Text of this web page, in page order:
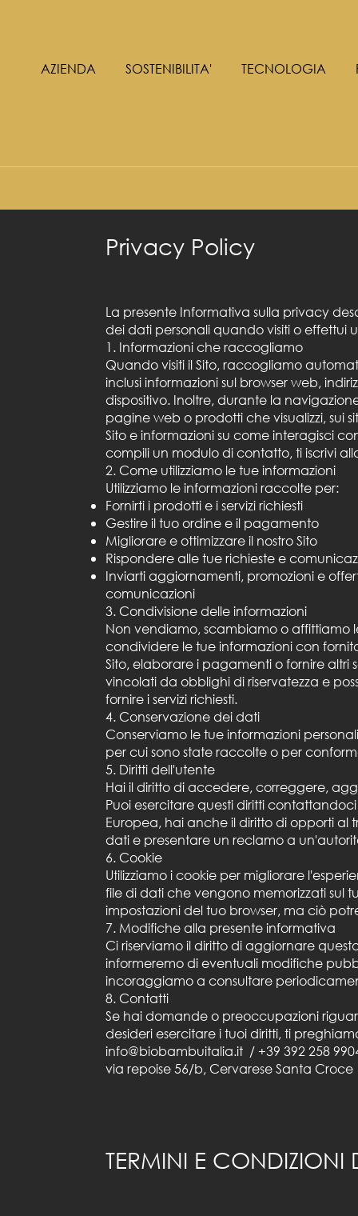
AZIENDA SOSTENIBILITA' TECNOLOGIA
Privacy Policy
La presente Informativa sulla privacy
dei dati personali quando visiti o effettui
1. Informazioni che raccogliamo
Quando visiti il Sito, raccogliamo
inclusi informazioni sul browser web,
dispositivo. Inoltre, durante la
pagine web o prodotti che visualizzi, sui
Sito e informazioni su come interagisci
compili un modulo di contatto, ti iscrivi
2. Come utilizziamo le tue informazioni
Utilizziamo le informazioni raccolte per:
Fornirti i prodotti e i servizi richiesti
Gestire il tuo ordine e il pagamento
Migliorare e ottimizzare il nostro Sito
Rispondere alle tue richieste e
Inviarti aggiornamenti, promozioni e
comunicazioni
3. Condivisione delle informazioni
Non vendiamo, scambiamo o affittiamo
condividere le tue informazioni con
Sito, elaborare i pagamenti o fornire altri
vincolati da obblighi di riservatezza e
fornire i servizi richiesti.
4. Conservazione dei dati
Conserviamo le tue informazioni
per cui sono state raccolte o per
5. Diritti dell'utente
Hai il diritto di accedere, correggere,
Puoi esercitare questi diritti
Europea, hai anche il diritto di opporti
dati e presentare un reclamo a
6. Cookie
Utilizziamo i cookie per migliorare
file di dati che vengono memorizzati sul
impostazioni del tuo browser, ma ciò
7. Modifiche alla presente informativa
Ci riserviamo il diritto di aggiornare
informeremo di eventuali modifiche
incoraggiamo a consultare
8. Contatti
Se hai domande o preoccupazioni
desideri esercitare i tuoi diritti, ti
info@biobambuitalia.it / +39 392 258
via repoise 56/b, Cervarese Santa Croce
TERMINI E CONDIZIONI